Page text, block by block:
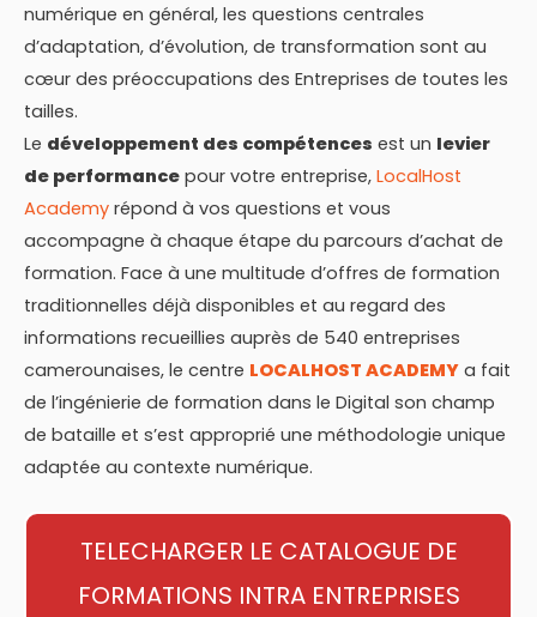
numérique en général, les questions centrales
d’adaptation, d’évolution, de transformation sont au
cœur des préoccupations des Entreprises de toutes les
tailles.
Le développement des compétences est un levier
de performance pour votre entreprise, LocalHost
Academy répond à vos questions et vous
accompagne à chaque étape du parcours d’achat de
formation. Face à une multitude d’offres de formation
traditionnelles déjà disponibles et au regard des
informations recueillies auprès de 540 entreprises
camerounaises, le centre LOCALHOST ACADEMY a fait
de l’ingénierie de formation dans le Digital son champ
de bataille et s’est approprié une méthodologie unique
adaptée au contexte numérique.
TELECHARGER LE CATALOGUE DE
FORMATIONS INTRA ENTREPRISES